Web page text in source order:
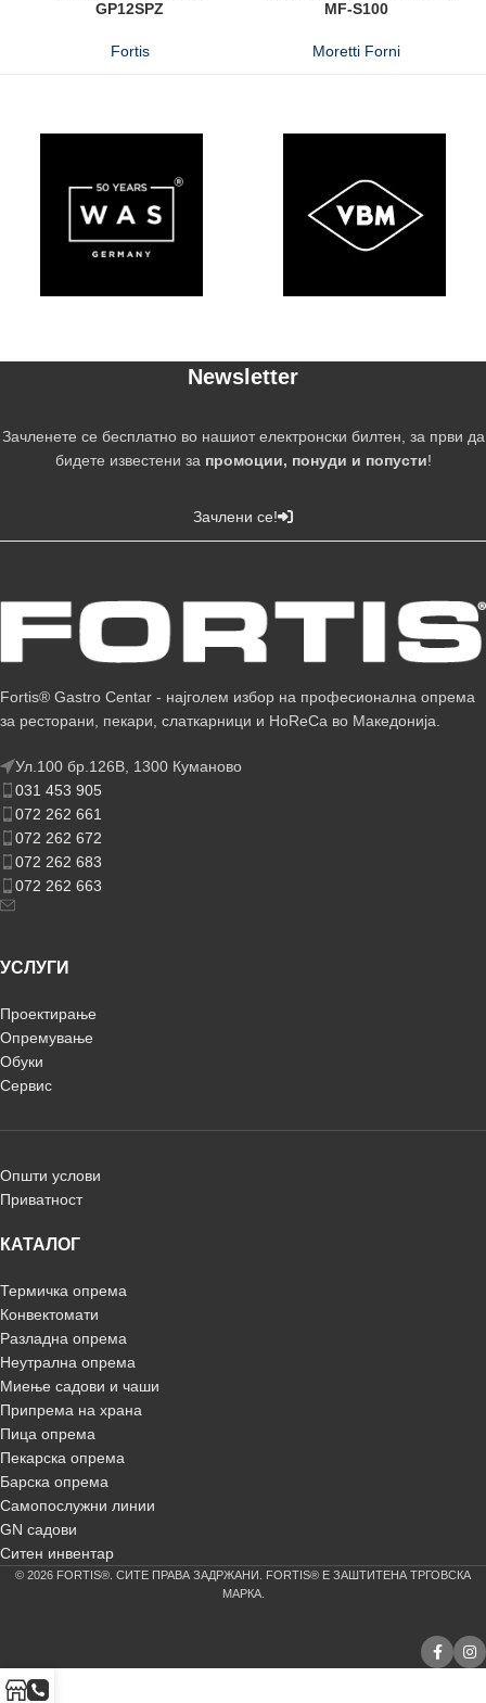
GP12SPZ
Fortis
MF-S100
Moretti Forni
Newsletter
Зачленете се бесплатно во нашиот електронски билтен, за први да
бидете известени за промоции, понуди и попусти!
Зачлени се!
Fortis® Gastro Centar - најголем избор на професионална опрема
за ресторани, пекари, слаткарници и HoReCa во Македонија.
Ул.100 бр.126В, 1300 Куманово
031 453 905
072 262 661
072 262 672
072 262 683
072 262 663
УСЛУГИ
Проектирање
Опремување
Обуки
Сервис
Општи услови
Приватност
КАТАЛОГ
Термичка опрема
Конвектомати
Разладна опрема
Неутрална опрема
Миење садови и чаши
Припрема на храна
Пица опрема
Пекарска опрема
Барска опрема
Самопослужни линии
GN садови
Ситен инвентар
© 2026 FORTIS®. СИТЕ ПРАВА ЗАДРЖАНИ. FORTIS® Е ЗАШТИТЕНА ТРГОВСКА
МАРКА.